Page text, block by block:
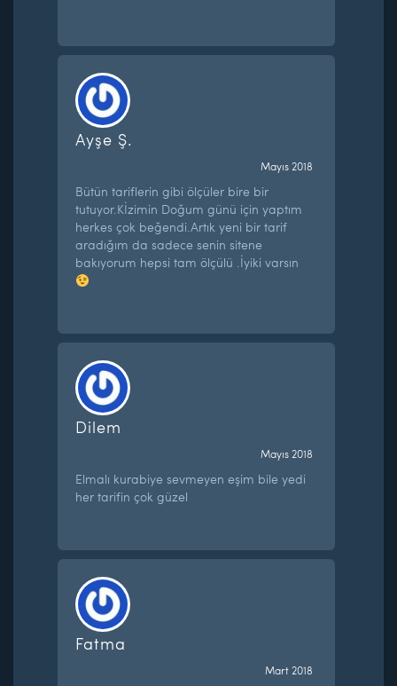
Ayşe Ş.
Mayıs 2018
Bütün tariflerin gibi ölçüler bire bir
tutuyor.Kİzimin Doğum günü için yaptım
herkes çok beğendi.Artık yeni bir tarif
aradığım da sadece senin sitene
bakıyorum hepsi tam ölçülü .İyiki varsın
Dilem
Mayıs 2018
Elmalı kurabiye sevmeyen eşim bile yedi
her tarifin çok güzel
Fatma
Mart 2018